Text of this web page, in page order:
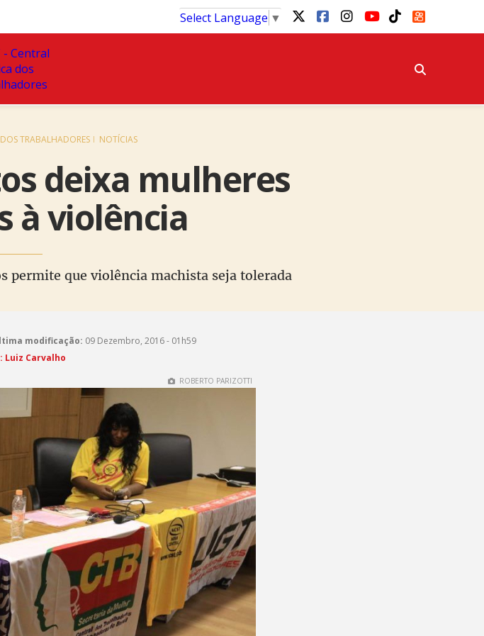
Select Language ▼
TRABALHADORES NOTÍCIAS
deixa mulheres
à violência
permite que violência machista seja tolerada
modificação: 09 Dezembro, 2016 - 01h59
Luiz Carvalho
ROBERTO PARIZOTTI